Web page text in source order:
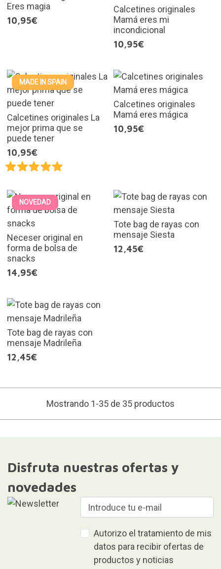
Eres magia
10,95€
Calcetines originales
Mamá eres mi
incondicional
10,95€
MADE IN SPAIN
Calcetines originales La
mejor prima que se
puede tener
10,95€
Calcetines originales
Mamá eres mágica
10,95€
NOVEDAD
Neceser original en
forma de bolsa de
snacks
14,95€
Tote bag de rayas con
mensaje Siesta
12,45€
Tote bag de rayas con
mensaje Madrileña
12,45€
Mostrando 1-35 de 35 productos
Disfruta nuestras ofertas y
novedades
Autorizo el tratamiento de mis
datos para recibir ofertas de
productos y noticias